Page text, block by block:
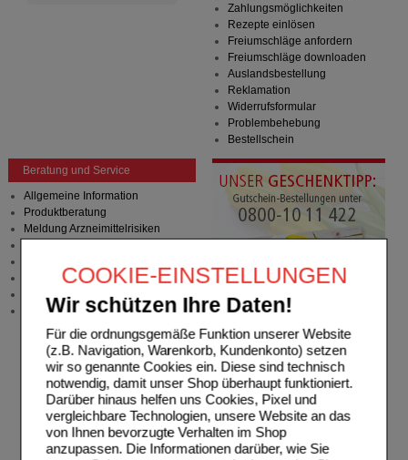
COOKIE-EINSTELLUNGEN
Wir schützen Ihre Daten!
Für die ordnungsgemäße Funktion unserer Website
(z.B. Navigation, Warenkorb, Kundenkonto) setzen
wir so genannte Cookies ein. Diese sind technisch
notwendig, damit unser Shop überhaupt funktioniert.
Darüber hinaus helfen uns Cookies, Pixel und
vergleichbare Technologien, unsere Website an das
von Ihnen bevorzugte Verhalten im Shop
anzupassen. Die Informationen darüber, wie Sie
Zahlungsmöglichkeiten
Rezepte einlösen
Freiumschläge anfordern
Freiumschläge downloaden
Auslandsbestellung
Reklamation
Widerrufsformular
Problembehebung
Bestellschein
Beratung und Service
Allgemeine Information
Produktberatung
Meldung Arzneimittelrisiken
Newsletter
Neukundenprämie
Stellenangebote